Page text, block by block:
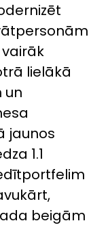
lielākā
un
jaunos
1.1
beigām